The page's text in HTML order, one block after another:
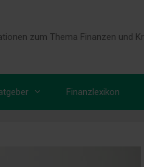
zum Thema Finanzen und
Finanzlexikon